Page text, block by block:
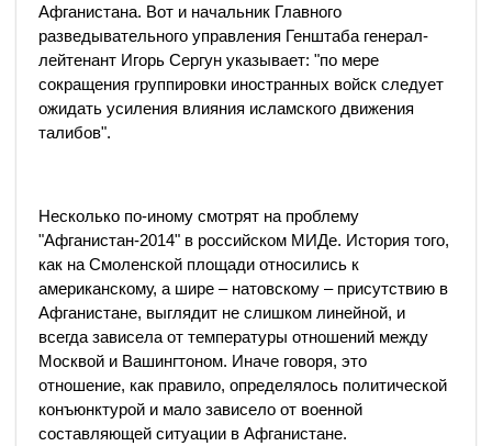
Афганистана. Вот и начальник Главного
разведывательного управления Генштаба генерал-
лейтенант Игорь Сергун указывает: "по мере
сокращения группировки иностранных войск следует
ожидать усиления влияния исламского движения
талибов".
Несколько по-иному смотрят на проблему
"Афганистан-2014" в российском МИДе. История того,
как на Смоленской площади относились к
американскому, а шире – натовскому – присутствию в
Афганистане, выглядит не слишком линейной, и
всегда зависела от температуры отношений между
Москвой и Вашингтоном. Иначе говоря, это
отношение, как правило, определялось политической
конъюнктурой и мало зависело от военной
составляющей ситуации в Афганистане.